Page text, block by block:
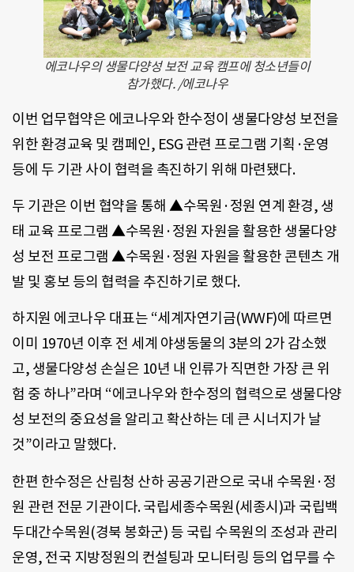
에코나우의 생물다양성 보전 교육 캠프에 청소년들이
참가했다. /에코나우
이번 업무협약은 에코나우와 한수정이 생물다양성 보전을
위한 환경교육 및 캠페인, ESG 관련 프로그램 기획·운영
등에 두 기관 사이 협력을 촉진하기 위해 마련됐다.
두 기관은 이번 협약을 통해 ▲수목원·정원 연계 환경, 생
태 교육 프로그램 ▲수목원·정원 자원을 활용한 생물다양
성 보전 프로그램 ▲수목원·정원 자원을 활용한 콘텐츠 개
발 및 홍보 등의 협력을 추진하기로 했다.
하지원 에코나우 대표는 “세계자연기금(WWF)에 따르면
이미 1970년 이후 전 세계 야생동물의 3분의 2가 감소했
고, 생물다양성 손실은 10년 내 인류가 직면한 가장 큰 위
험 중 하나”라며 “에코나우와 한수정의 협력으로 생물다양
성 보전의 중요성을 알리고 확산하는 데 큰 시너지가 날
것”이라고 말했다.
한편 한수정은 산림청 산하 공공기관으로 국내 수목원·정
원 관련 전문 기관이다. 국립세종수목원(세종시)과 국립백
두대간수목원(경북 봉화군) 등 국립 수목원의 조성과 관리
운영, 전국 지방정원의 컨설팅과 모니터링 등의 업무를 수